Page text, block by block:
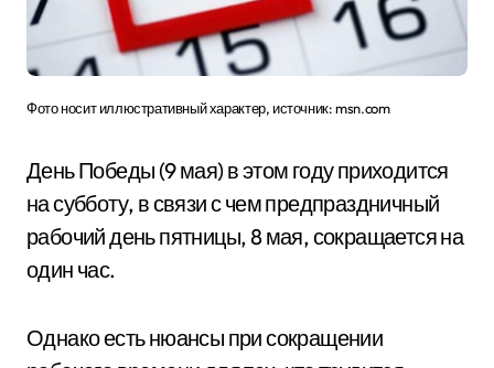
Фото носит иллюстративный характер, источник: msn.com
День Победы (9 мая) в этом году приходится
на субботу, в связи с чем предпраздничный
рабочий день пятницы, 8 мая, сокращается на
один час.
Однако есть нюансы при сокращении